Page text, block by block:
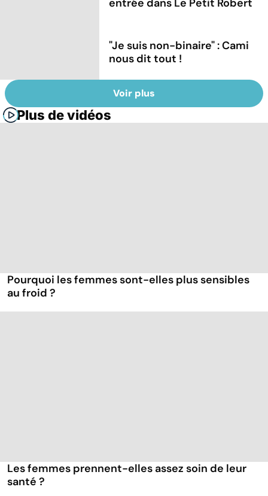
"Je suis non-binaire" : Cami
nous dit tout !
Voir plus
Plus de vidéos
Pourquoi les femmes sont-elles plus sensibles
au froid ?
Les femmes prennent-elles assez soin de leur
santé ?